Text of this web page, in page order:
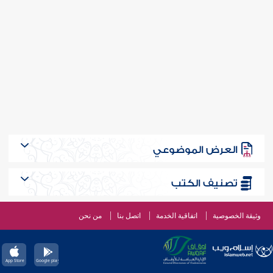
العرض الموضوعي
تصنيف الكتب
وثيقة الخصوصية اتفاقية الخدمة اتصل بنا من نحن